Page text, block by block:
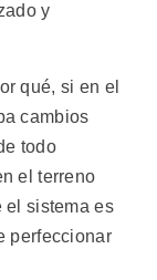
y
qué, si en el
cambios
todo
el terreno
el sistema es
perfeccionar